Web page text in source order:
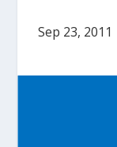
Sep 23, 2011